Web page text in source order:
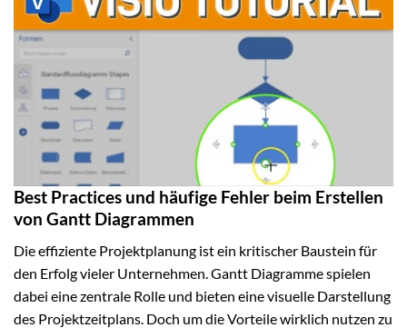
Best Practices und häufige Fehler beim Erstellen
von Gantt Diagrammen
Die effiziente Projektplanung ist ein kritischer Baustein für
den Erfolg vieler Unternehmen. Gantt Diagramme spielen
dabei eine zentrale Rolle und bieten eine visuelle Darstellung
des Projektzeitplans. Doch um die Vorteile wirklich nutzen zu